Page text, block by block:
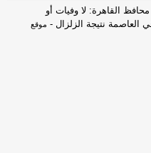
محافظ القاهرة: لا وفيات أو
العاصمة نتيجة الزلزال - موقع